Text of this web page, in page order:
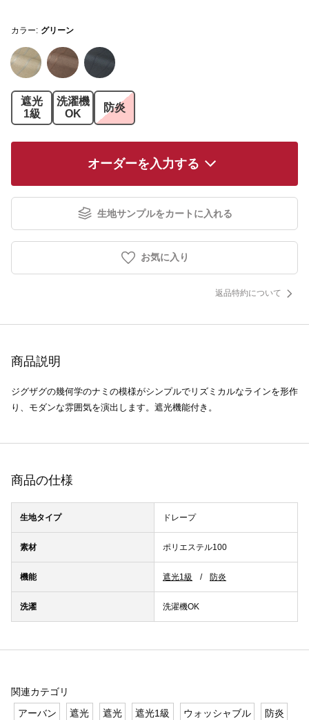
カラー: グリーン
遮光
1級
洗濯機
OK
防炎
オーダーを入力する
生地サンプルをカートに入れる
お気に入り
返品特約について
商品説明
ジグザグの幾何学のナミの模様がシンプルでリズミカルなラインを形作
り、モダンな雰囲気を演出します。遮光機能付き。
商品の仕様
生地タイプ ドレープ
素材 ポリエステル100
機能 遮光1級 防炎
洗濯 洗濯機OK
関連カテゴリ
アーバン
遮光 遮光 遮光1級 ウォッシャブル 防炎